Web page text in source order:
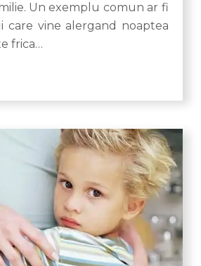
Un exemplu comun ar fi
care vine alergand noaptea
frica…